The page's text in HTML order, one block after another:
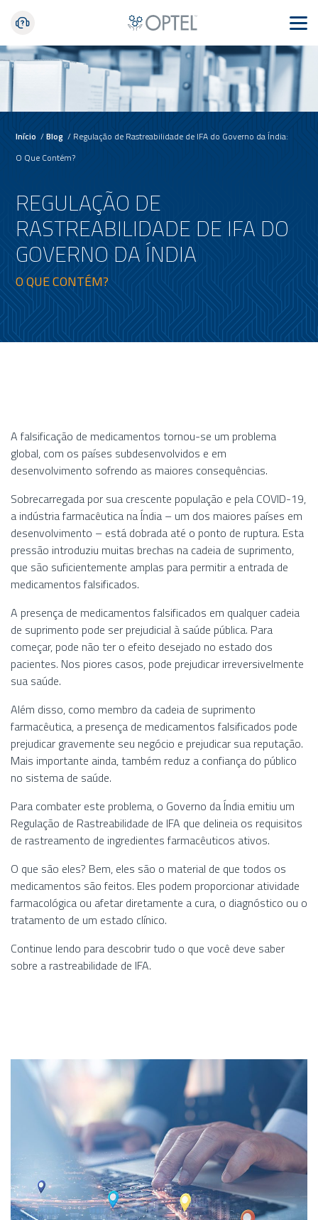
Início /Blog / Regulação de Rastreabilidade de IFA do Governo da Índia:
O Que Contém?
REGULAÇÃO DE
RASTREABILIDADE DE IFA DO
GOVERNO DA ÍNDIA
O QUE CONTÉM?
A falsificação de medicamentos tornou-se um problema
global, com os países subdesenvolvidos e em
desenvolvimento sofrendo as maiores consequências.
Sobrecarregada por sua crescente população e pela COVID-19,
a indústria farmacêutica na Índia – um dos maiores países em
desenvolvimento – está dobrada até o ponto de ruptura. Esta
pressão introduziu muitas brechas na cadeia de suprimento,
que são suficientemente amplas para permitir a entrada de
medicamentos falsificados.
A presença de medicamentos falsificados em qualquer cadeia
de suprimento pode ser prejudicial à saúde pública. Para
começar, pode não ter o efeito desejado no estado dos
pacientes. Nos piores casos, pode prejudicar irreversivelmente
sua saúde.
Além disso, como membro da cadeia de suprimento
farmacêutica, a presença de medicamentos falsificados pode
prejudicar gravemente seu negócio e prejudicar sua reputação.
Mais importante ainda, também reduz a confiança do público
no sistema de saúde.
Para combater este problema, o Governo da Índia emitiu um
Regulação de Rastreabilidade de IFA que delineia os requisitos
de rastreamento de ingredientes farmacêuticos ativos.
O que são eles? Bem, eles são o material de que todos os
medicamentos são feitos. Eles podem proporcionar atividade
farmacológica ou afetar diretamente a cura, o diagnóstico ou o
tratamento de um estado clínico.
Continue lendo para descobrir tudo o que você deve saber
sobre a rastreabilidade de IFA.